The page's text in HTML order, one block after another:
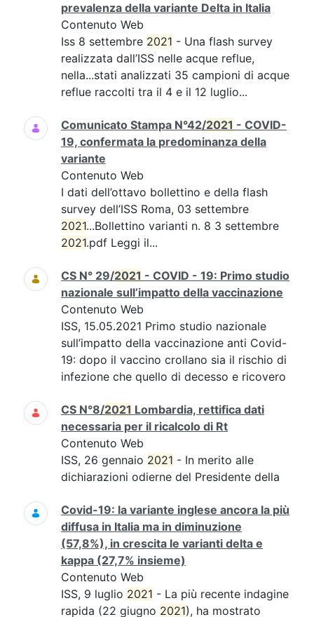
prevalenza della variante Delta in Italia
Contenuto Web
Iss 8 settembre 2021 - Una flash survey
realizzata dall’ISS nelle acque reflue,
nella...stati analizzati 35 campioni di acque
reflue raccolti tra il 4 e il 12 luglio...
Comunicato Stampa N°42/2021 - COVID-
19, confermata la predominanza della
variante
Contenuto Web
I dati dell’ottavo bollettino e della flash
survey dell’ISS Roma, 03 settembre
2021...Bollettino varianti n. 8 3 settembre
2021.pdf Leggi il...
CS N° 29/2021 - COVID - 19: Primo studio
nazionale sull’impatto della vaccinazione
Contenuto Web
ISS, 15.05.2021 Primo studio nazionale
sull’impatto della vaccinazione anti Covid-
19: dopo il vaccino crollano sia il rischio di
infezione che quello di decesso e ricovero
CS N°8/2021 Lombardia, rettifica dati
necessaria per il ricalcolo di Rt
Contenuto Web
ISS, 26 gennaio 2021 - In merito alle
dichiarazioni odierne del Presidente della
Covid-19: la variante inglese ancora la più
diffusa in Italia ma in diminuzione
(57,8%), in crescita le varianti delta e
kappa (27,7% insieme)
Contenuto Web
ISS, 9 luglio 2021 - La più recente indagine
rapida (22 giugno 2021), ha mostrato